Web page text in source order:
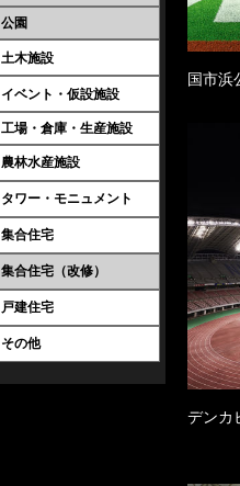
公園
土木施設
イベント・仮設施設
工場・倉庫・生産施設
農林水産施設
タワー・モニュメント
集合住宅
集合住宅（改修）
戸建住宅
その他
国市浜
デンカ